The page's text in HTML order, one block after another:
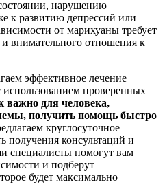
нарушению
к развитию депрессий или
от марихуаны требует
внимательного отношения к
эффективное лечение
проверенных
для человека,
получить помощь быстро
круглосуточное
получения консультаций и
специалисты помогут вам
и подберут
будет максимально